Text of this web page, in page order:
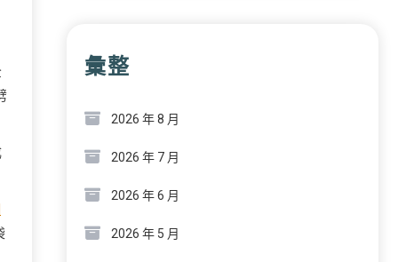
彙整
2026 年 8 月
2026 年 7 月
2026 年 6 月
2026 年 5 月